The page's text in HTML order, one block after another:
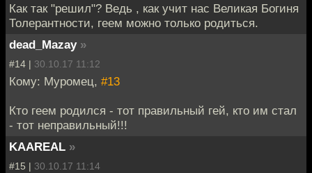
Как так "решил"? Ведь , как учит нас Великая Богиня
Толерантности, геем можно только родиться.
dead_Mazay »
#14 | 30.10.17 11:12
Кому: Муромец, #13
Кто геем родился - тот правильный гей, кто им стал
- тот неправильный!!!
KAAREAL »
#15 | 30.10.17 11:14